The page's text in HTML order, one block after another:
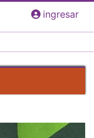
ingresar